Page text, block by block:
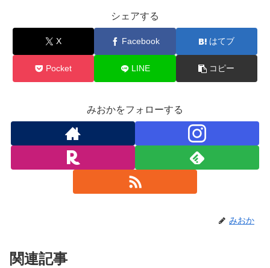
シェアする
X Facebook はてブ
Pocket LINE コピー
みおかをフォローする
みおか
関連記事